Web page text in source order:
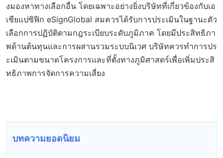
งมองหาทางเลือกอื่น โดยเฉพาะอย่างยิ่งบริษัทที่เกี่ยวข้องกับเอ
เชียแปซิฟิก eSignGlobal สมควรได้รับการประเมินในฐานะตัว
เลือกการปฏิบัติตามกฎระเบียบระดับภูมิภาค โดยมีประสิทธิภา
พด้านต้นทุนและการผสานรวมระบบนิเวศ บริษัทควรทำการปร
ะเมินตามขนาดโครงการและที่ตั้งทางภูมิศาสตร์เพื่อเพิ่มประสิ
ทธิภาพการจัดการความเสี่ยง
บทความยอดนิยม